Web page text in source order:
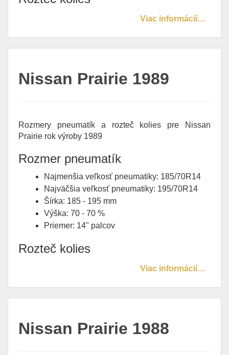
Viac informácií…
Nissan Prairie 1989
Rozmery pneumatík a rozteč kolies pre Nissan
Prairie rok výroby 1989
Rozmer pneumatík
Najmenšia veľkosť pneumatiky: 185/70R14
Najväčšia veľkosť pneumatiky: 195/70R14
Šírka: 185 - 195 mm
Výška: 70 - 70 %
Priemer: 14" palcov
Rozteč kolies
Viac informácií…
Nissan Prairie 1988